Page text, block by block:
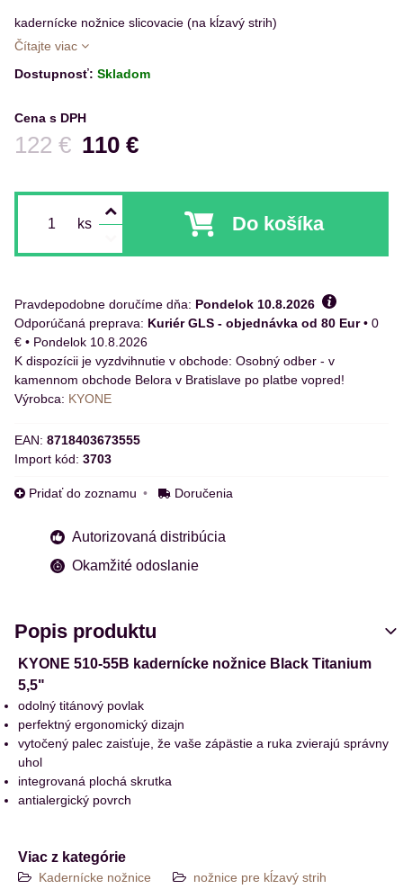
kadernícke nožnice slicovacie (na kĺzavý strih)
Čítajte viac
Dostupnosť: Skladom
Cena s DPH
110 €
Pred zľavou:
122 €
ks Do košíka
Pravdepodobne doručíme dňa: Pondelok 10.8.2026
Kuriér GLS - objednávka od 80 Eur• 0
€ • Pondelok 10.8.2026
Osobný odber - v
kamennom obchode Belora v Bratislave po platbe vopred!
Výrobca: KYONE
EAN: 8718403673555
Import kód: 3703
Pridať do zoznamu Doručenia
Autorizovaná distribúcia
Okamžité odoslanie
Popis produktu
KYONE 510-55B kadernícke nožnice Black Titanium
5,5"
odolný titánový povlak
perfektný ergonomický dizajn
vytočený palec zaisťuje, že vaše zápästie a ruka zvierajú správny
uhol
integrovaná plochá skrutka
antialergický povrch
Viac z kategórie
Kadernícke nožnice nožnice pre kĺzavý strih